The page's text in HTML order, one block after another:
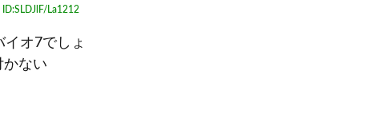
La1212
オ7でしょ
かない